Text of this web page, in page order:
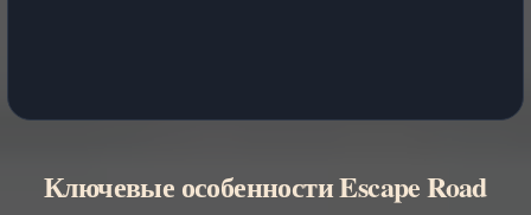
Ключевые особенности Escape Road